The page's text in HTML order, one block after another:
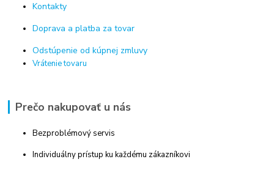
Kontakty
Doprava a platba za tovar
Odstúpenie od kúpnej zmluvy
Vrátenie tovaru
Prečo nakupovať u nás
Bezproblémový servis
Individuálny prístup ku každému zákazníkovi